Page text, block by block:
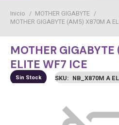
Inicio / MOTHER GIGABYTE /
MOTHER GIGABYTE (AM5) X870M A
MOTHER
ELITE WF7 ICE
Sin Stock SKU: NB_X870M A